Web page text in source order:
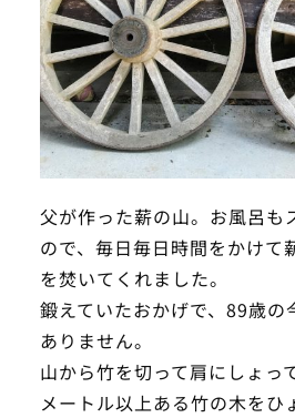
父が作った薪の山。お風呂も
ので、毎日毎日時間をかけて
を焚いてくれました。
鍛えていたおかげで、89歳の
ありません。
山から竹を切って肩にしょっ
メートル以上ある竹の木をひ